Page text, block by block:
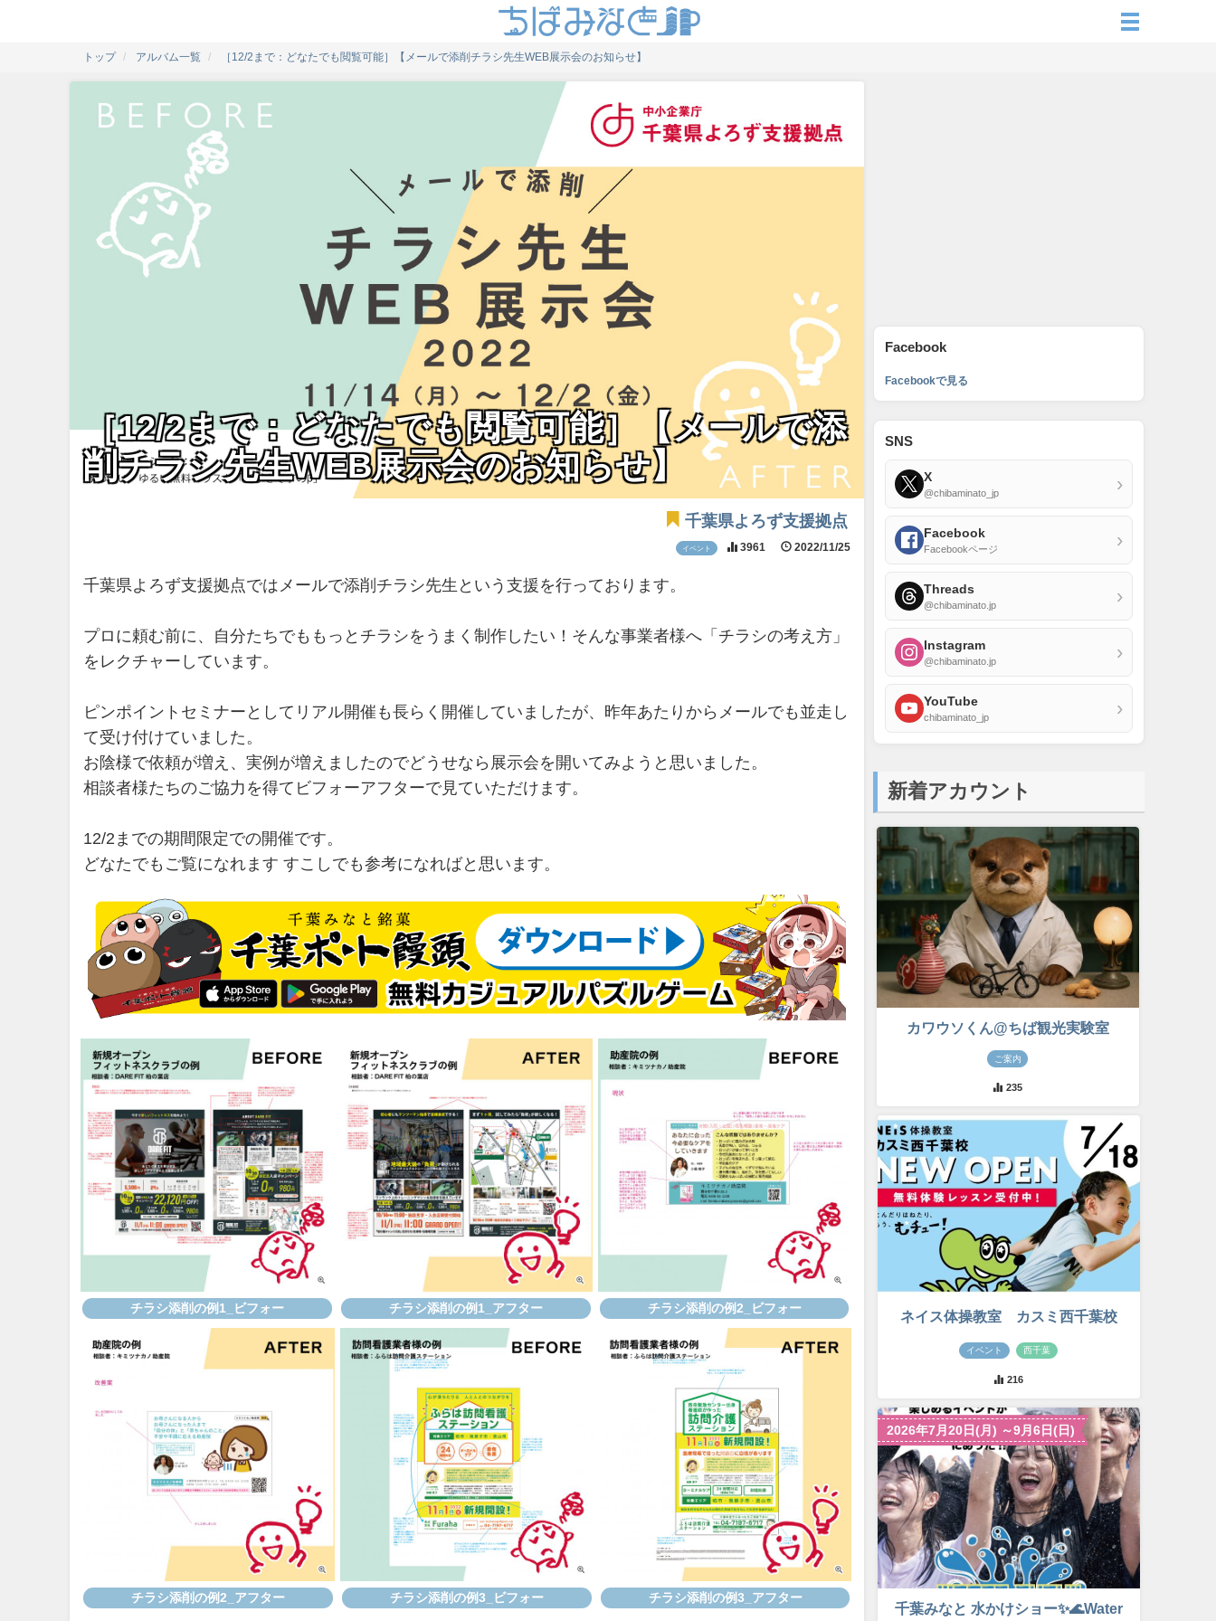
トップ アルバム一覧 ［12/2まで：どなたでも閲覧可能］【メールで添削チラシ先生WEB展示会のお知らせ】
［12/2まで：どなたでも閲覧可能］【メールで添
削チラシ先生WEB展示会のお知らせ】
千葉県よろず支援拠点
イベント 3961 2022/11/25
千葉県よろず支援拠点ではメールで添削チラシ先生という支援を行っております。
プロに頼む前に、自分たちでももっとチラシをうまく制作したい！そんな事業者様へ「チラシの考え方」
をレクチャーしています。
ピンポイントセミナーとしてリアル開催も長らく開催していましたが、昨年あたりからメールでも並走し
て受け付けていました。
お陰様で依頼が増え、実例が増えましたのでどうせなら展示会を開いてみようと思いました。
相談者様たちのご協力を得てビフォーアフターで見ていただけます。
12/2までの期間限定での開催です。
どなたでもご覧になれます すこしでも参考になればと思います。
チラシ添削の例1_ビフォー チラシ添削の例1_アフター チラシ添削の例2_ビフォー
チラシ添削の例2_アフター チラシ添削の例3_ビフォー チラシ添削の例3_アフター
Facebook
Facebookで見る
SNS
X
@chibaminato_jp ›
Facebook
Facebookページ ›
Threads
@chibaminato.jp ›
Instagram
@chibaminato.jp ›
YouTube
chibaminato_jp ›
新着アカウント
カワウソくん@ちば観光実験室
ご案内
235
ネイス体操教室 カスミ西千葉校
イベント 西千葉
216
2026年7月20日(月) ～9月6日(日)
千葉みなと 水かけショー✨🌊Water